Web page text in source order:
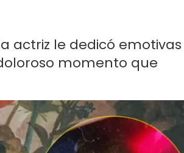
actriz le dedicó emotivas
momento que